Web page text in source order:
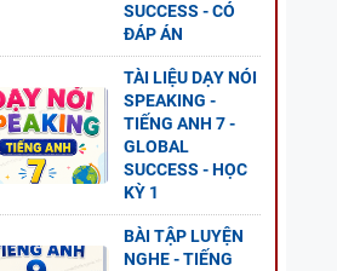
SUCCESS - CÓ
ĐÁP ÁN
TÀI LIỆU DẠY NÓI
SPEAKING -
TIẾNG ANH 7 -
GLOBAL
SUCCESS - HỌC
KỲ 1
BÀI TẬP LUYỆN
NGHE - TIẾNG